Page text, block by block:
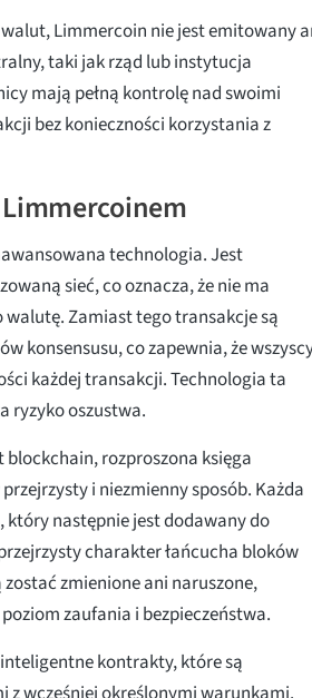
Limmercoin nie jest emitowany
taki jak rząd lub instytucja
mają pełną kontrolę nad swoimi
bez konieczności korzystania z
technologia. Jest
sieć, co oznacza, że nie ma
Zamiast tego transakcje są
konsensusu, co zapewnia, że
każdej transakcji. Technologia ta
ryzyko oszustwa.
rozproszona księga
i niezmienny sposób. Każda
następnie jest dodawany do
charakter łańcucha bloków
zmienione ani naruszone,
zaufania i bezpieczeństwa.
kontrakty, które są